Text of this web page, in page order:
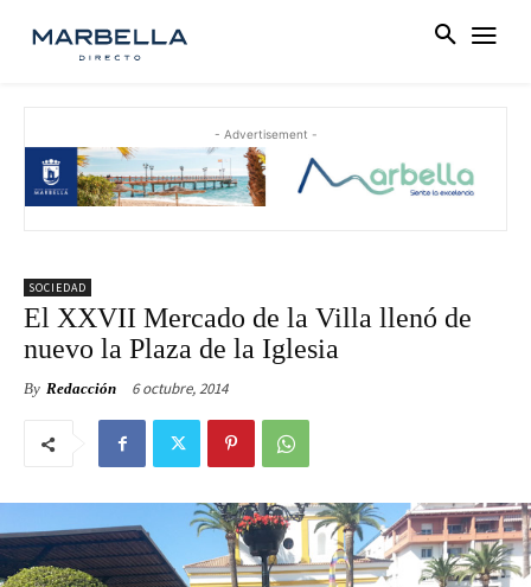
- Advertisement -
SOCIEDAD
El XXVII Mercado de la Villa llenó de
nuevo la Plaza de la Iglesia
By Redacción 6 octubre, 2014